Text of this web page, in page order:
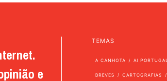
e
TEMAS
A CANHOTA AI PORTUGAL
BREVES CARTOGRAFIAS